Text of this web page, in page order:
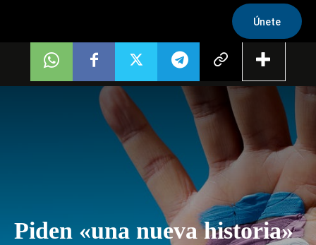
Únete
Piden «una nueva historia»